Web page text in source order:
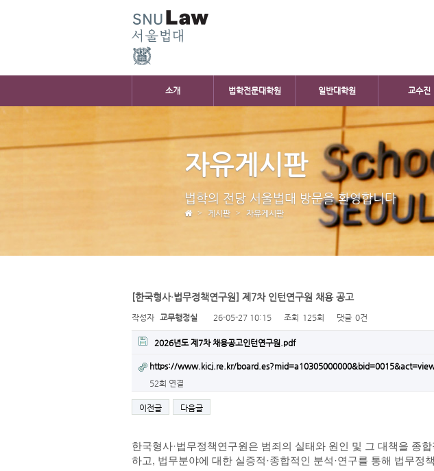
소개 법학전문대학원 일반대학원 교수진
자유게시판
법학의 전당 서울법대 방문을 환영합니다
게시판 자유게시판
[한국형사·법무정책연구원] 제7차 인턴연구원 채용 공고
작성자 교무행정실 26-05-27 10:15 조회 125회 댓글 0건
2026년도 제7차 채용공고인턴연구원.pdf
https://www.kicj.re.kr/
52회 연결
이전글 다음글
한국형사·법무정책연구원은 범죄의 실태와 원인 및 그 대책을 종
하고, 법무분야에 대한 실증적·종합적인 분석·연구를 통해 법무